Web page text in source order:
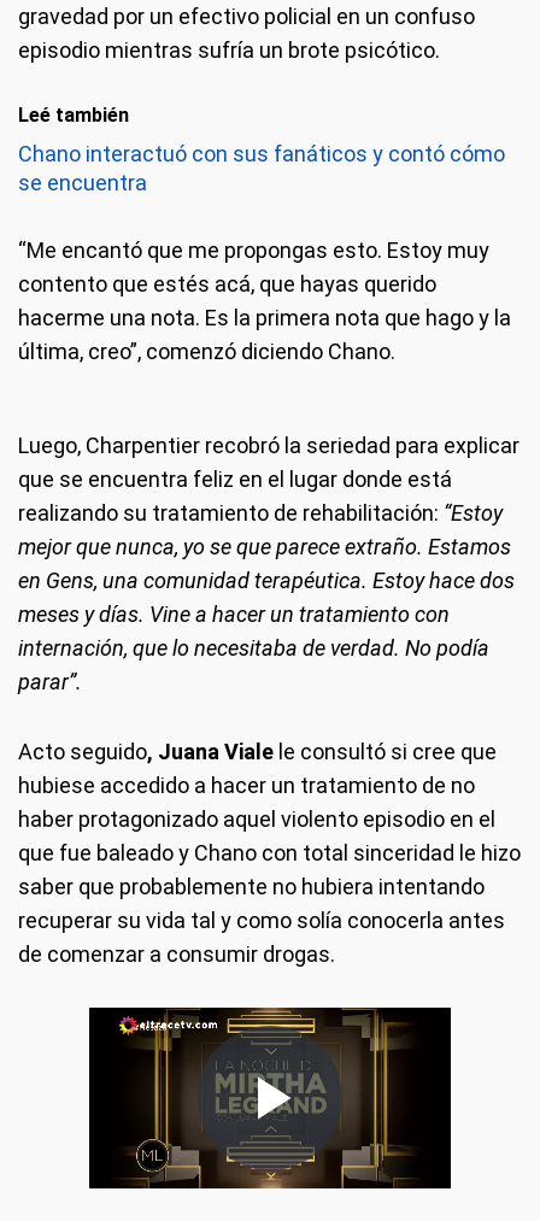
gravedad por un efectivo policial en un confuso
episodio mientras sufría un brote psicótico.
Leé también
Chano interactuó con sus fanáticos y contó cómo
se encuentra
“Me encantó que me propongas esto. Estoy muy
contento que estés acá, que hayas querido
hacerme una nota. Es la primera nota que hago y la
última, creo”, comenzó diciendo Chano.
Luego, Charpentier recobró la seriedad para explicar
que se encuentra feliz en el lugar donde está
realizando su tratamiento de rehabilitación: “Estoy
mejor que nunca, yo se que parece extraño. Estamos
en Gens, una comunidad terapéutica. Estoy hace dos
meses y días. Vine a hacer un tratamiento con
internación, que lo necesitaba de verdad. No podía
parar”.
Acto seguido, Juana Viale le consultó si cree que
hubiese accedido a hacer un tratamiento de no
haber protagonizado aquel violento episodio en el
que fue baleado y Chano con total sinceridad le hizo
saber que probablemente no hubiera intentando
recuperar su vida tal y como solía conocerla antes
de comenzar a consumir drogas.